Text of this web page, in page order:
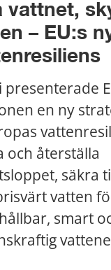
vattnet,
– EU:s
presenterade
en ny
och återställa
säkra
vatten
smart